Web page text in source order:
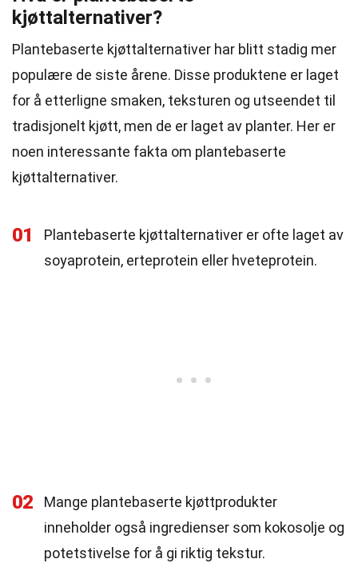
kjøttalternativer?
Plantebaserte kjøttalternativer har blitt stadig mer
populære de siste årene. Disse produktene er laget
for å etterligne smaken, teksturen og utseendet til
tradisjonelt kjøtt, men de er laget av planter. Her er
noen interessante fakta om plantebaserte
kjøttalternativer.
01
Plantebaserte kjøttalternativer er ofte laget av
soyaprotein, erteprotein eller hveteprotein.
02
Mange plantebaserte kjøttprodukter
inneholder også ingredienser som kokosolje og
potetstivelse for å gi riktig tekstur.